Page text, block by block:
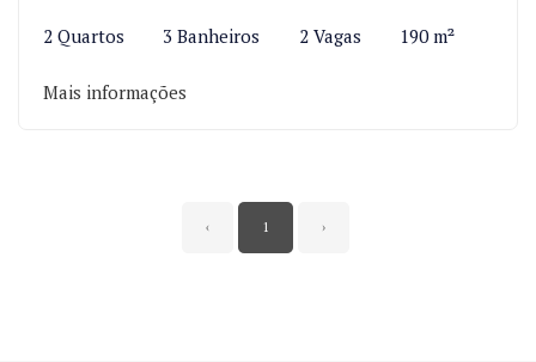
2 Quartos 3 Banheiros 2 Vagas 190 m²
Mais informações
‹ 1 ›